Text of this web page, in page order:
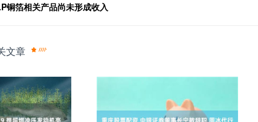
铜箔相关产品尚未形成收入
文章